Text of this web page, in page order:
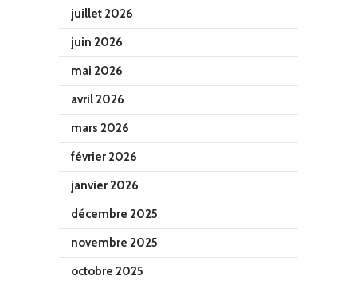
juillet 2026
juin 2026
mai 2026
avril 2026
mars 2026
février 2026
janvier 2026
décembre 2025
novembre 2025
octobre 2025